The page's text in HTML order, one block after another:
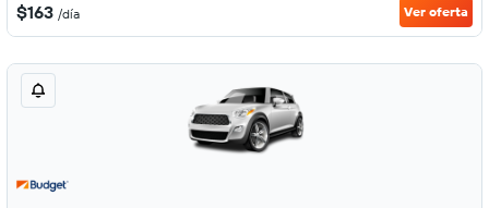
$163 /día Ver oferta